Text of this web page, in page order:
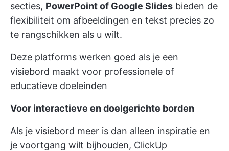
secties, PowerPoint of Google Slides bieden de
flexibiliteit om afbeeldingen en tekst precies zo
te rangschikken als u wilt.
Deze platforms werken goed als je een
visiebord maakt voor professionele of
educatieve doeleinden
Voor interactieve en doelgerichte borden
Als je visiebord meer is dan alleen inspiratie en
je voortgang wilt bijhouden, ClickUp